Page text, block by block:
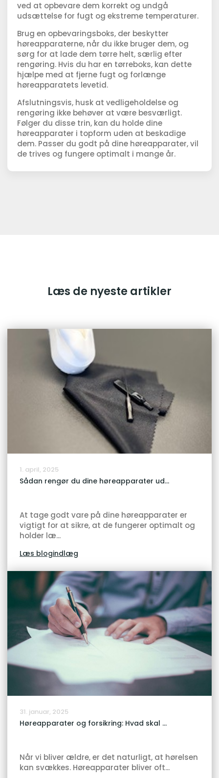
ved at opbevare dem korrekt og undgå
udsættelse for fugt og ekstreme temperaturer.
Brug en opbevaringsboks, der beskytter
høreapparaterne, når du ikke bruger dem, og
sørg for at lade dem tørre helt, særlig efter
rengøring. Hvis du har en tørreboks, kan dette
hjælpe med at fjerne fugt og forlænge
høreapparatets levetid.
Afslutningsvis, husk at vedligeholdelse og
rengøring ikke behøver at være besværligt.
Følger du disse trin, kan du holde dine
høreapparater i topform uden at beskadige
dem. Passer du godt på dine høreapparater, vil
de trives og fungere optimalt i mange år.
Læs de nyeste artikler
1. april, 2025
Sådan rengør du dine høreapparater ud...
At tage godt vare på dine høreapparater er
vigtigt for at sikre, at de fungerer optimalt og
holder læ...
Læs blogindlæg
31. januar, 2025
Høreapparater og forsikring: Hvad skal ...
Når vi bliver ældre, er det naturligt, at hørelsen
kan svækkes. Høreapparater bliver oft...